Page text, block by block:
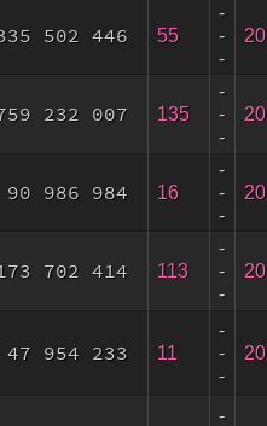
502 446 55
-
-
-
232 007 135
-
-
-
90 986 984 16
-
-
-
702 414 113
-
-
-
47 954 233 11
-
-
-
-